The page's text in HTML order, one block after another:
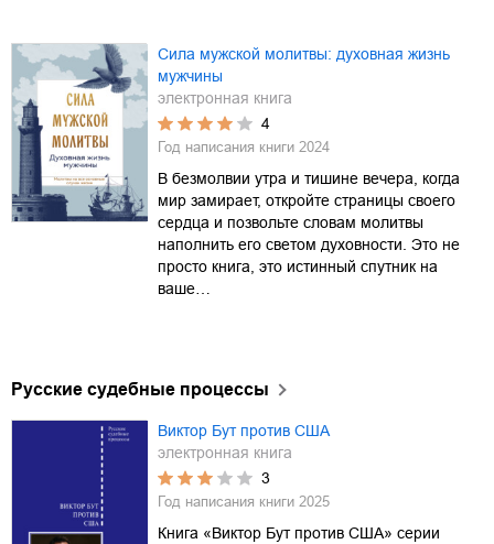
Сила мужской молитвы: духовная жизнь
мужчины
электронная книга
4
Год написания книги 2024
В безмолвии утра и тишине вечера, когда
мир замирает, откройте страницы своего
сердца и позвольте словам молитвы
наполнить его светом духовности. Это не
просто книга, это истинный спутник на
ваше…
Русские судебные процессы
Виктор Бут против США
электронная книга
3
Год написания книги 2025
Книга «Виктор Бут против США» серии